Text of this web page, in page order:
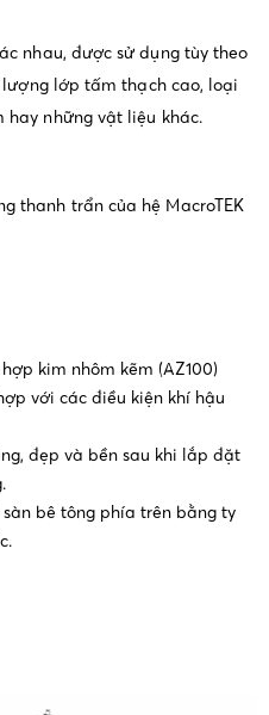
nhau, được sử dụng tùy theo
lớp tấm thạch cao, loại
những vật liệu khác.
thanh trẩn của hệ MacroTEK
kim nhôm kẽm (AZ100)
với các điều kiện khí hậu
đẹp và bền sau khi lắp đặt
bê tông phía trên bằng ty